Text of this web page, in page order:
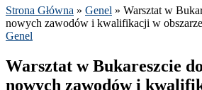
Strona Główna » Genel » Warsztat w
nowych zawodów i kwalifikacji w
Genel
Warsztat w Bukareszcie
nowych zawodów i